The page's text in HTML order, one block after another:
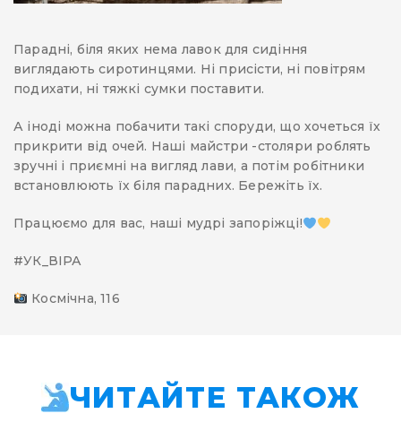
Парадні, біля яких нема лавок для сидіння
виглядають сиротинцями. Ні присісти, ні повітрям
подихати, ні тяжкі сумки поставити.
А іноді можна побачити такі споруди, що хочеться їх
прикрити від очей. Наші майстри -столяри роблять
зручні і приємні на вигляд лави, а потім робітники
встановлюють їх біля парадних. Бережіть їх.
Працюємо для вас, наші мудрі запоріжці!
#УК_ВІРА
Космічна, 116
ЧИТАЙТЕ ТАКОЖ